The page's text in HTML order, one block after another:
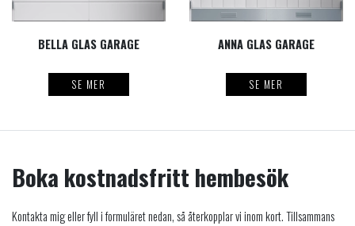
BELLA GLAS GARAGE
SE MER
ANNA GLAS GARAGE
SE MER
Boka kostnadsfritt hembesök
Kontakta mig eller fyll i formuläret nedan, så återkopplar vi inom kort. Tillsammans